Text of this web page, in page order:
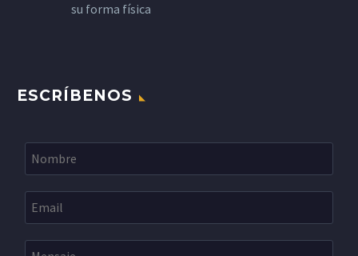
su forma física
ESCRÍBENOS